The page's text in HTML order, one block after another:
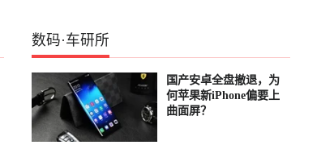
数码·车研所
国产安卓全盘撤退，为
何苹果新iPhone偏要上
曲面屏？